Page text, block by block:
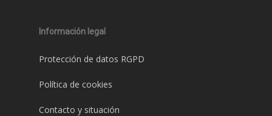
Información legal
Protección de datos RGPD
Política de cookies
Contacto y situación